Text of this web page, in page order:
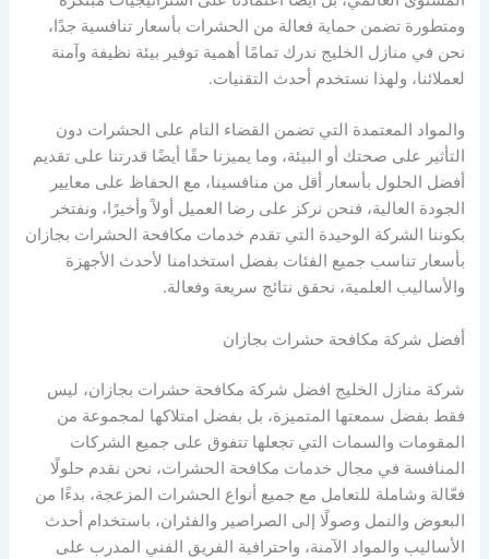
ومتطورة تضمن حماية فعالة من الحشرات بأسعار تنافسية جدًا،
نحن في منازل الخليج ندرك تمامًا أهمية توفير بيئة نظيفة وآمنة
لعملائنا، ولهذا نستخدم أحدث التقنيات.
والمواد المعتمدة التي تضمن القضاء التام على الحشرات دون
التأثير على صحتك أو البيئة، وما يميزنا حقًا أيضًا قدرتنا على تقديم
أفضل الحلول بأسعار أقل من منافسينا، مع الحفاظ على معايير
الجودة العالية، فنحن نركز على رضا العميل أولاً وأخيرًا، ونفتخر
بكوننا الشركة الوحيدة التي تقدم خدمات مكافحة الحشرات بجازان
بأسعار تناسب جميع الفئات بفضل استخدامنا لأحدث الأجهزة
والأساليب العلمية، نحقق نتائج سريعة وفعالة.
أفضل شركة مكافحة حشرات بجازان
شركة منازل الخليج افضل شركة مكافحة حشرات بجازان، ليس
فقط بفضل سمعتها المتميزة، بل بفضل امتلاكها لمجموعة من
المقومات والسمات التي تجعلها تتفوق على جميع الشركات
المنافسة في مجال خدمات مكافحة الحشرات، نحن نقدم حلولًا
فعّالة وشاملة للتعامل مع جميع أنواع الحشرات المزعجة، بدءًا من
البعوض والنمل وصولًا إلى الصراصير والفئران، باستخدام أحدث
الأساليب والمواد الآمنة، واحترافية الفريق الفني المدرب على